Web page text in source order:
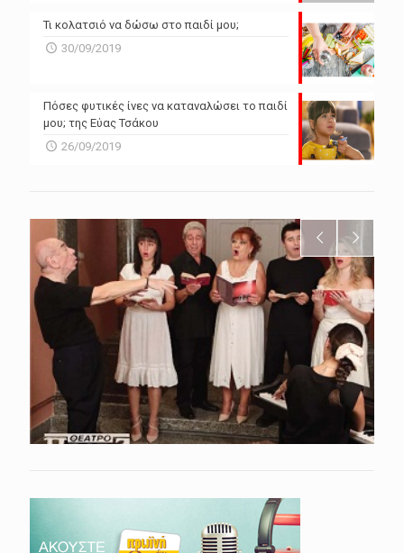
Τι κολατσιό να δώσω στο παιδί μου;
30/09/2019
Πόσες φυτικές ίνες να καταναλώσει το παιδί
μου; της Εύας Τσάκου
26/09/2019